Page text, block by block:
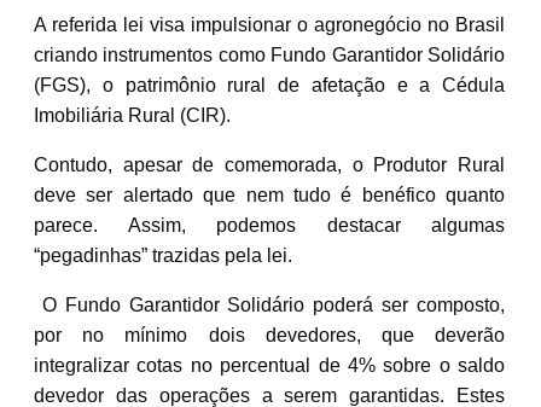
A referida lei visa impulsionar o agronegócio no Brasil
criando instrumentos como Fundo Garantidor Solidário
(FGS), o patrimônio rural de afetação e a Cédula
Imobiliária Rural (CIR).
Contudo, apesar de comemorada, o Produtor Rural
deve ser alertado que nem tudo é benéfico quanto
parece. Assim, podemos destacar algumas
“pegadinhas” trazidas pela lei.
O Fundo Garantidor Solidário poderá ser composto,
por no mínimo dois devedores, que deverão
integralizar cotas no percentual de 4% sobre o saldo
devedor das operações a serem garantidas. Estes